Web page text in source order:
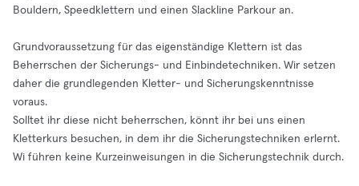
Bouldern, Speedklettern und einen Slackline Parkour an.
Grundvoraussetzung für das eigenständige Klettern ist das
Beherrschen der Sicherungs- und Einbindetechniken. Wir setzen
daher die grundlegenden Kletter- und Sicherungskenntnisse
voraus.
Solltet ihr diese nicht beherrschen, könnt ihr bei uns einen
Kletterkurs besuchen, in dem ihr die Sicherungstechniken erlernt.
Wi führen keine Kurzeinweisungen in die Sicherungstechnik durch.